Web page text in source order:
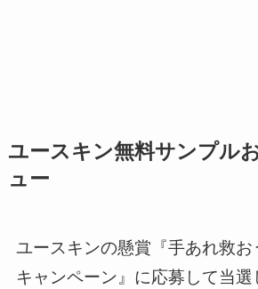
ユースキン無料サンプル
ュー
ユースキンの懸賞『手あれ救お
キャンペーン』に応募して当選